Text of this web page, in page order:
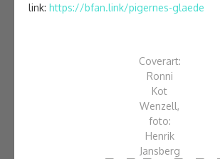
link: https://bfan.link/pigernes-glaede
Coverart:
Ronni
Kot
Wenzell,
foto:
Henrik
Jansberg